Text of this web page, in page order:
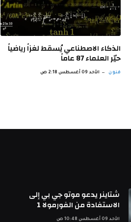
الذكاء الاصطناعي يُسقط لغزاً رياضياً
حيّر العلماء 87 عاماً
فنون الأحد 09 أغسطس 2:18 ص
شتاينر يدعو موتو جي بي إلى
الاستفادة من الفورمولا 1
الأحد 09 أغسطس 10:48 ص